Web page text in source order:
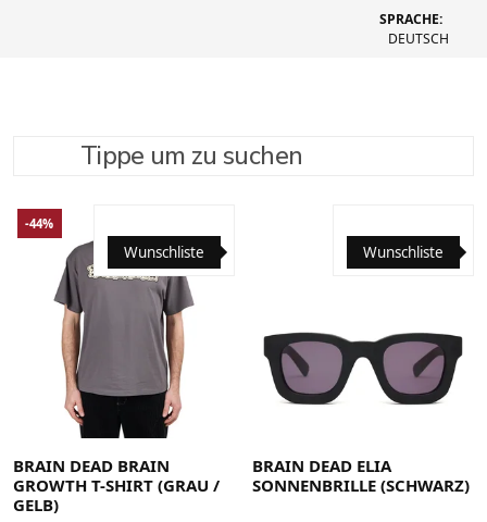
SPRACHE:
DEUTSCH
Tippe um zu suchen
SUCHE VERFEINERN EMPFOHLEN
Medium Small X-Large
Wunschliste
-44%
BRAIN DEAD BRAIN
GROWTH T-SHIRT (GRAU /
GELB)
Wunschliste
BRAIN DEAD ELIA
SONNENBRILLE (SCHWARZ)